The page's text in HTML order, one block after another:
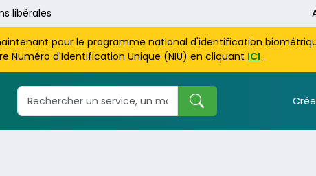
libérales
pour le programme national d'identification
Numéro d'Identification Unique (NIU) en cliquant ICI .